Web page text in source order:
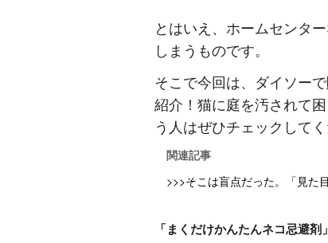
とはいえ、ホームセンタ
しまうものです。
そこで今回は、ダイソー
紹介！猫に庭を汚されて
う人はぜひチェックしてく
関連記事
>>>そこは盲点だった。「見た
「まくだけかんたんネコ忌避剤」